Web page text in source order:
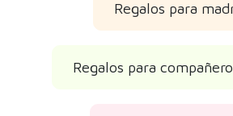
Categorías que te
interesar